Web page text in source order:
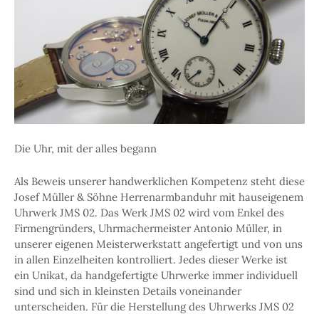
Die Uhr, mit der alles begann
Als Beweis unserer handwerklichen Kompetenz steht diese
Josef Müller & Söhne Herrenarmbanduhr mit hauseigenem
Uhrwerk JMS 02. Das Werk JMS 02 wird vom Enkel des
Firmengründers, Uhrmachermeister Antonio Müller, in
unserer eigenen Meisterwerkstatt angefertigt und von uns
in allen Einzelheiten kontrolliert. Jedes dieser Werke ist
ein Unikat, da handgefertigte Uhrwerke immer individuell
sind und sich in kleinsten Details voneinander
unterscheiden. Für die Herstellung des Uhrwerks JMS 02